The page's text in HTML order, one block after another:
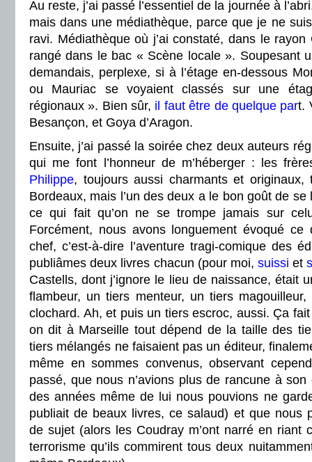
Au reste, j’ai passé l’essentiel de la journée à
mais dans une médiathèque, parce que je ne
ravi. Médiathèque où j’ai constaté, dans le
rangé dans le bac « Scène locale ». Soupesant
demandais, perplexe, si à l’étage en-dessous
ou Mauriac se voyaient classés sur une
régionaux ». Bien sûr, il faut être de quelque part.
Besançon, et Goya d’Aragon.
Ensuite, j’ai passé la soirée chez deux auteurs
qui me font l’honneur de m’héberger : les
Philippe, toujours aussi charmants et originaux,
Bordeaux, mais l’un des deux a le bon goût de
ce qui fait qu’on ne se trompe jamais sur
Forcément, nous avons longuement évoqué
chef, c’est-à-dire l’aventure tragi-comique des
publiâmes deux livres chacun (pour moi,suissi et
Castells, dont j’ignore le lieu de naissance, était
flambeur, un tiers menteur, un tiers
clochard. Ah, et puis un tiers escroc, aussi. Ça
on dit à Marseille tout dépend de la taille des
tiers mélangés ne faisaient pas un éditeur,
même en sommes convenus, observant
passé, que nous n’avions plus de rancune à son
des années même de lui nous pouvions ne
publiait de beaux livres, ce salaud) et que nous
de sujet (alors les Coudray m’ont narré en riant
terrorisme qu’ils commirent tous deux